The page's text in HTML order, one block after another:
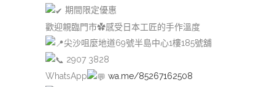
期間限定優惠
歡迎親臨門市✿感受日本工匠的手作溫度
尖沙咀麼地道69號半島中心1樓185號舖
2907 3828
WhatsApp
wa.me/85267162508